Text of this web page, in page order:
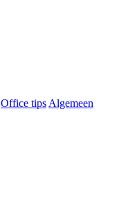
Office tipsAlgemeen